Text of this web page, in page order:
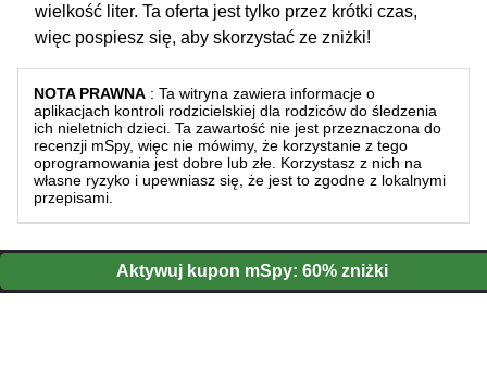
wielkość liter. Ta oferta jest tylko przez krótki czas,
więc pospiesz się, aby skorzystać ze zniżki!
NOTA PRAWNA : Ta witryna zawiera informacje o
aplikacjach kontroli rodzicielskiej dla rodziców do śledzenia
ich nieletnich dzieci. Ta zawartość nie jest przeznaczona do
recenzji mSpy, więc nie mówimy, że korzystanie z tego
oprogramowania jest dobre lub złe. Korzystasz z nich na
własne ryzyko i upewniasz się, że jest to zgodne z lokalnymi
przepisami.
Aktywuj kupon mSpy: 60% zniżki